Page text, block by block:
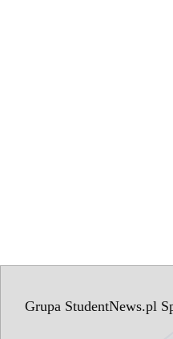
Grupa StudentNews.pl